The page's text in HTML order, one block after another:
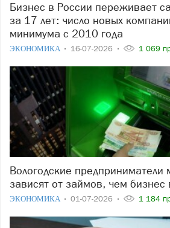
Бизнес в России переживает самый слабый старт
за 17 лет: число новых
минимума с 2010 года
ЭКОНОМИКА 16-07-2026 1 069
Вологодские предприниматели меньше всего
зависят от займов, чем бизнес
ЭКОНОМИКА 01-07-2026 1 184